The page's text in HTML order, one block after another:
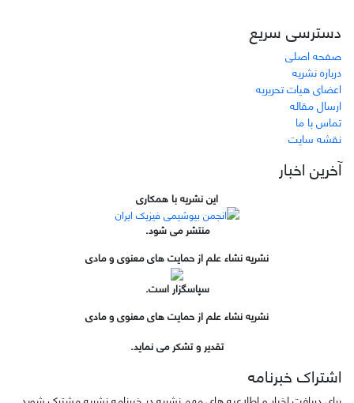
دسترسی سریع
صفحه اصلی
درباره نشریه
اعضای هیات تحریریه
ارسال مقاله
تماس با ما
نقشه سایت
آخرین اخبار
این نشریه با همکاری
منتشر می شود.
نشریه نشاء علم از حمایت های معنوی و مادی
سپاسگزار است.
نشریه نشاء علم از حمایت های معنوی و مادی
تقدیر و تشکر می نماید.
اشتراک خبرنامه